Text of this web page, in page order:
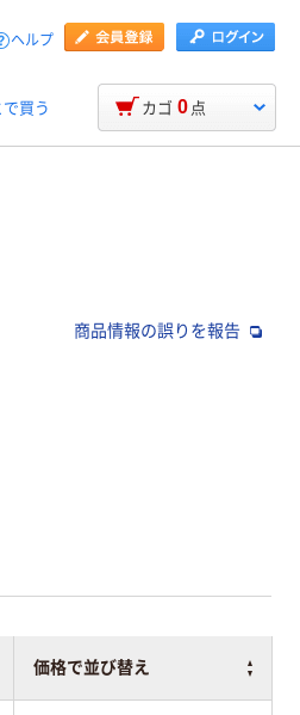
ヘルプ
で買う カゴ 0 点
商品情報の誤りを報告
価格で並び替え